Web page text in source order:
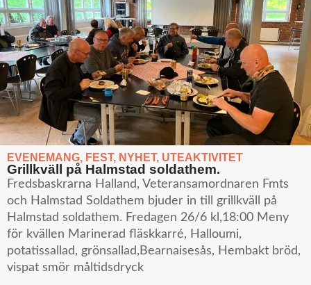
EVENEMANG, FEST, NYHET, UTEAKTIVITET
Grillkväll på Halmstad soldathem.
Fredsbaskrarna Halland, Veteransamordnaren Fmts
och Halmstad Soldathem bjuder in till grillkväll på
Halmstad soldathem. Fredagen 26/6 kl,18:00 Meny
för kvällen Marinerad fläskkarré, Halloumi,
potatissallad, grönsallad,Bearnaisesås, Hembakt bröd,
vispat smör måltidsdryck